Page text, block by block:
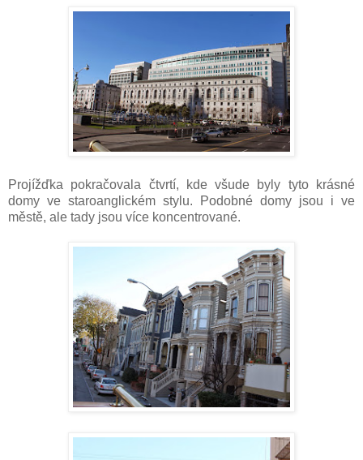
Projížďka pokračovala čtvrtí, kde všude byly tyto krásné
domy ve staroanglickém stylu. Podobné domy jsou i ve
městě, ale tady jsou více koncentrované.